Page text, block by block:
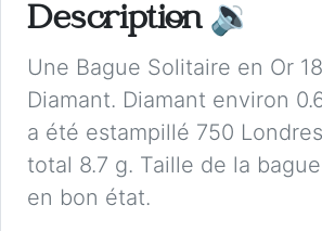
Description 🔉
Une Bague Solitaire en Or
Diamant. Diamant environ
a été estampillé 750
total 8.7 g. Taille de la
en bon état.